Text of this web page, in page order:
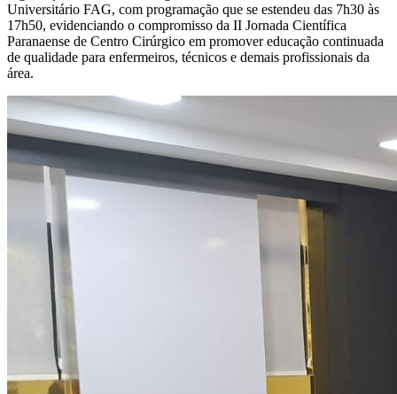
Universitário FAG, com programação que se estendeu das 7h30 às
17h50, evidenciando o compromisso da II Jornada Científica
Paranaense de Centro Cirúrgico em promover educação continuada
de qualidade para enfermeiros, técnicos e demais profissionais da
área.